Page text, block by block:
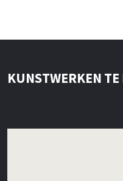
KUNSTWERKEN TE